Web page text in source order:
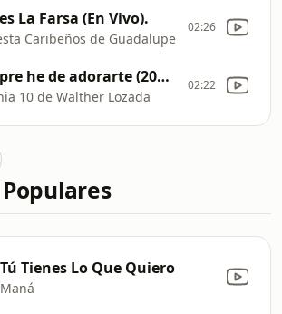
La Farsa (En Vivo).
Caribeños de Guadalupe
02:26
Siempre he de adorarte (2025)
10 de Walther Lozada
02:22
Tú Tienes Lo Que Quiero
Maná